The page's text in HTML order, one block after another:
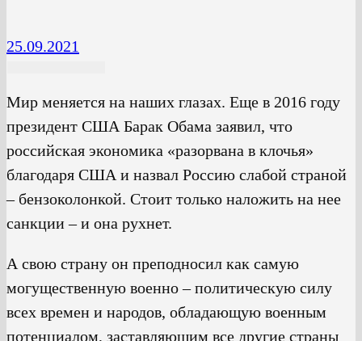
25.09.2021
Мир меняется на наших глазах. Еще в 2016 году
президент США Барак Обама заявил, что
российская экономика «разорвана в клочья»
благодаря США и назвал Россию слабой страной
– бензоколонкой. Стоит только наложить на нее
санкции – и она рухнет.
А свою страну он преподносил как самую
могущественную военно – политическую силу
всех времен и народов, обладающую военным
потенциалом, заставляющим все другие страны